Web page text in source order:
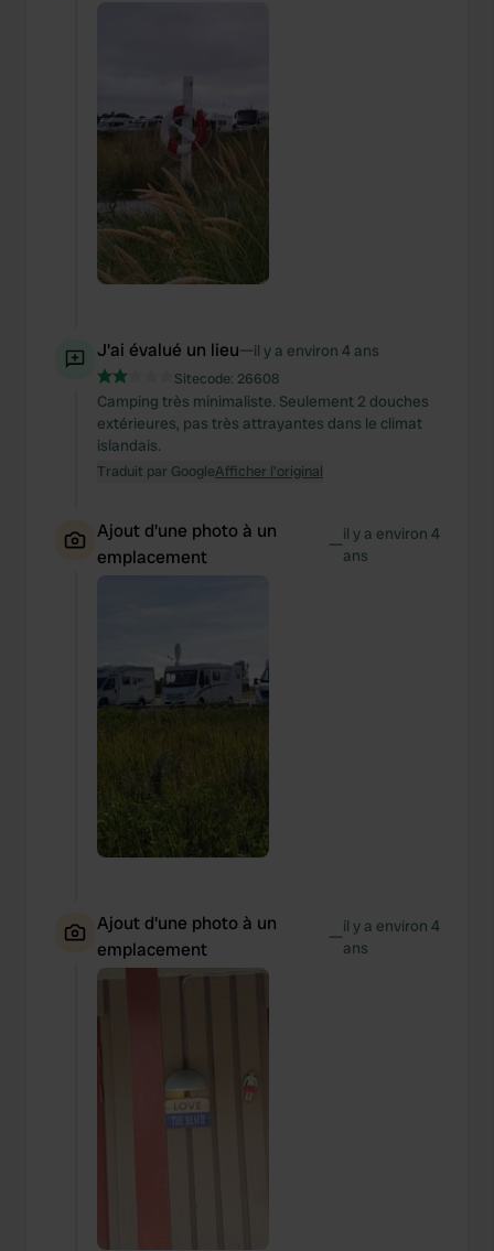
of their services.
J'ai évalué un lieu—il y a environ 4 ans
Sitecode: 26608
Camping très minimaliste. Seulement 2 douches
extérieures, pas très attrayantes dans le climat
islandais.
Traduit par GoogleAfficher l'original
Ajout d'une photo à un
emplacement
—il y a environ 4
ans
Ajout d'une photo à un
emplacement
—il y a environ 4
ans